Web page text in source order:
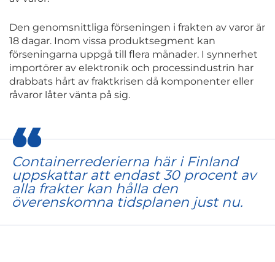
Den genomsnittliga förseningen i frakten av varor är
18 dagar. Inom vissa produktsegment kan
förseningarna uppgå till flera månader. I synnerhet
importörer av elektronik och processindustrin har
drabbats hårt av fraktkrisen då komponenter eller
råvaror låter vänta på sig.
Containerrederierna här i Finland
uppskattar att endast 30 procent av
alla frakter kan hålla den
överenskomna tidsplanen just nu.